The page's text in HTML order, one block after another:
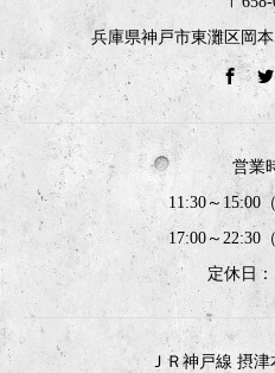
兵庫県神戸市東灘区岡
営業
11:30～15:00
17:00～22:30
定休日
ＪＲ神戸線 摂